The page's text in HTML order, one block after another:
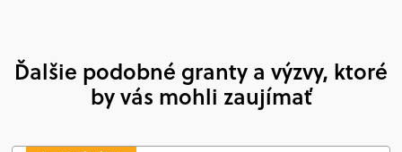
Ďalšie podobné granty a výzvy, ktoré
by vás mohli zaujímať